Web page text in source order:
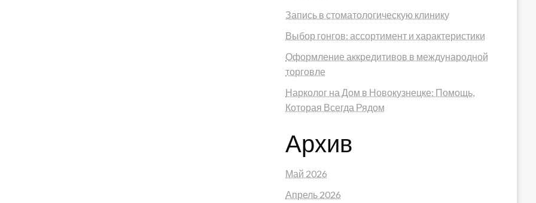
Запись в стоматологическую клинику
Выбор гонгов: ассортимент и характеристики
Оформление аккредитивов в международной
торговле
Нарколог на Дом в Новокузнецке: Помощь,
Которая Всегда Рядом
Архив
Май 2026
Апрель 2026